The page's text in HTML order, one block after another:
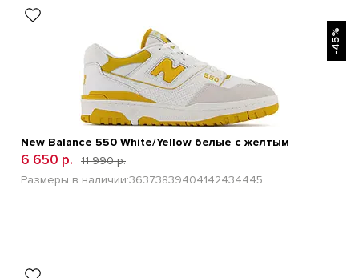
-45%
New Balance 550 White/Yellow белые с желтым
6 650 р.
11 990 р.
Размеры в наличии:36373839404142434445